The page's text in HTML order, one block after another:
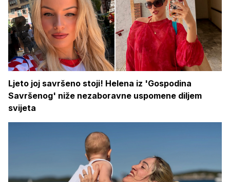
Ljeto joj savršeno stoji! Helena iz 'Gospodina
Savršenog' niže nezaboravne uspomene diljem
svijeta